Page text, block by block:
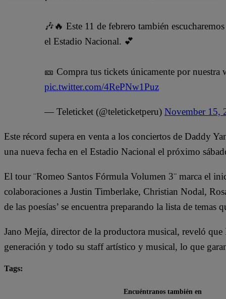
🎶🔥 Este 11 de febrero también
el Estadio Nacional. 💕
🎫 Compra tus tickets únicamente por
pic.twitter.com/4RePNw1Puz
— Teleticket (@teleticketperu) November 15,
Este récord supera en venta a los conciertos de Daddy
una nueva fecha en el Estadio Nacional el próximo
El tour ¨Romeo Santos Fórmula Volumen 3¨ marca el
colaboraciones a Justin Timberlake, Christian Nodal,
de las poesías’ se encuentra preparando la lista de
Jano Mejía, director de la productora musical, reveló
generación y todo su staff artístico y musical, lo que
Tags:
Encuéntranos también en